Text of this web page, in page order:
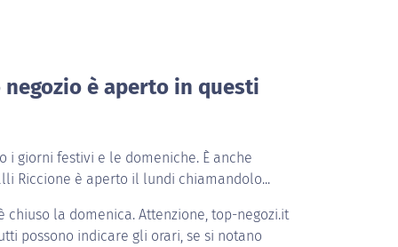
è aperto in questi
i giorni festivi e le domeniche. È anche
Riccione è aperto il lundi chiamandolo...
chiuso la domenica. Attenzione, top-negozi.it
possono indicare gli orari, se si notano